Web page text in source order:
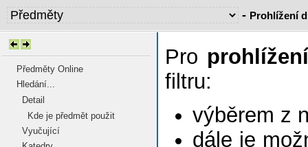
- Prohlížení
Předměty Online
Hledání...
Detail
Kde je předmět použit
Vyučující
Pro
filtru:
výběrem z
dále je